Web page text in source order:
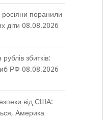
поранили
діти 08.08.2026
збитків:
РФ 08.08.2026
від США:
Америка